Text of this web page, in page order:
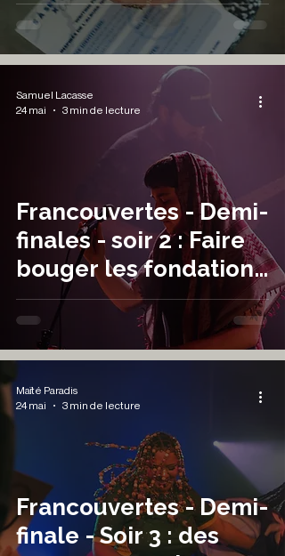
musicale québécoise
Francouvertes - Demi-
finales - soir 2 : Faire
bouger les fondations
du Lion D'or
Samuel Lacasse
24 mai
3 min de lecture
Francouvertes - Demi-
finale - Soir 3 : des
Maïté Paradis
24 mai
3 min de lecture